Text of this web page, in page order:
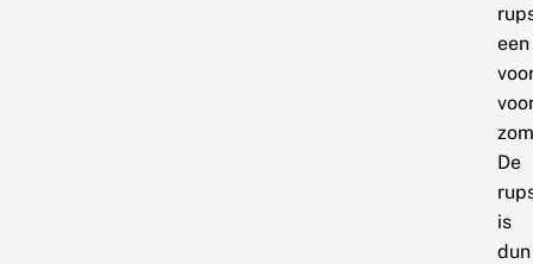
een
De
is
dun